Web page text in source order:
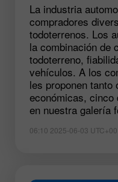
La industria
compradores
todoterrenos. Los
la combinación de
todoterreno,
vehículos. A los
les proponen
económicas,
en nuestra galería
06:10 2025-06-03 UTC+00